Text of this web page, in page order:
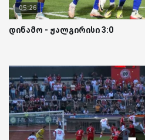
05:26
დინამო - ჟალგირისი 3:0